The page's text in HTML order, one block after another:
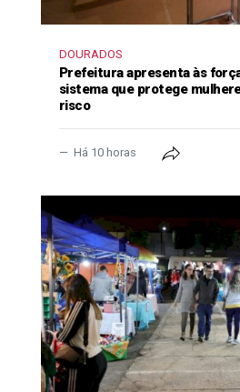
DOURADOS
Prefeitura apresenta às
sistema que protege
risco
Há 10 horas